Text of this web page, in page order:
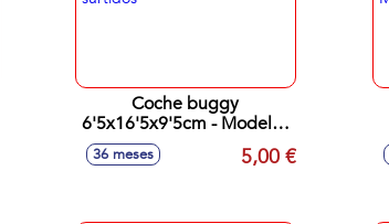
Coche buggy
6'5x16'5x9'5cm - Modelos
surtidos
36 meses 5,00 €